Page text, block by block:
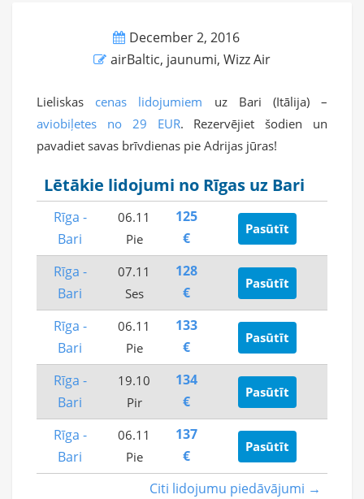
December 2, 2016
airBaltic, jaunumi, Wizz Air
Lieliskas cenas lidojumiem uz Bari (Itālija) –
aviobiļetes no 29 EUR. Rezervējiet šodien un
pavadiet savas brīvdienas pie Adrijas jūras!
Lētākie lidojumi no Rīgas uz Bari
Citi lidojumu piedāvājumi →
Rīga -
Bari
06.11
Pie
125
€
Pasūtīt
Rīga -
Bari
07.11
Ses
128
€
Pasūtīt
Rīga -
Bari
06.11
Pie
133
€
Pasūtīt
Rīga -
Bari
19.10
Pir
134
€
Pasūtīt
Rīga -
Bari
06.11
Pie
137
€
Pasūtīt